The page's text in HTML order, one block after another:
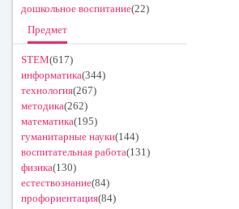
дошкольное воспитание(22)
Предмет
STEM(617)
информатика(344)
технология(267)
методика(262)
математика(195)
гуманитарные науки(144)
воспитательная работа(131)
физика(130)
естествознание(84)
профориентация(84)